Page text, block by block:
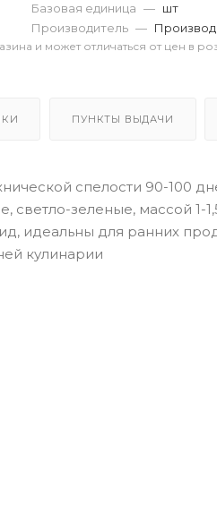
Базовая единица — шт
Производитель —
и может отличаться от цен в
ПУНКТЫ ВЫДАЧИ
спелости 90-100
светло-зеленые, массой 1-
идеальны для ранних
кулинарии